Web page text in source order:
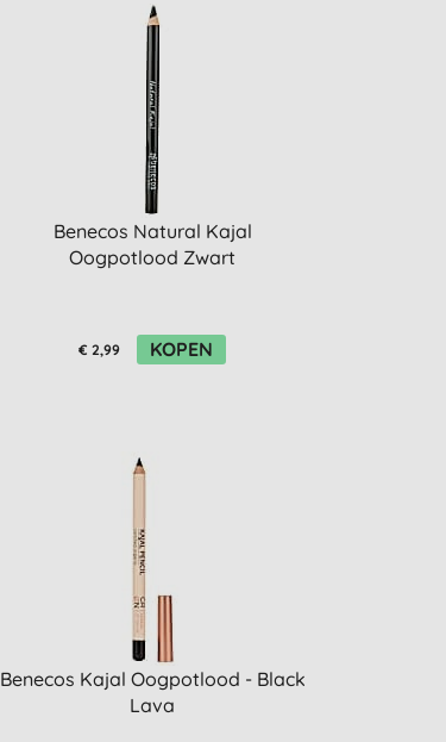
Benecos Natural Kajal
Oogpotlood Zwart
€ 2,99 KOPEN
Benecos Kajal Oogpotlood - Black
Lava